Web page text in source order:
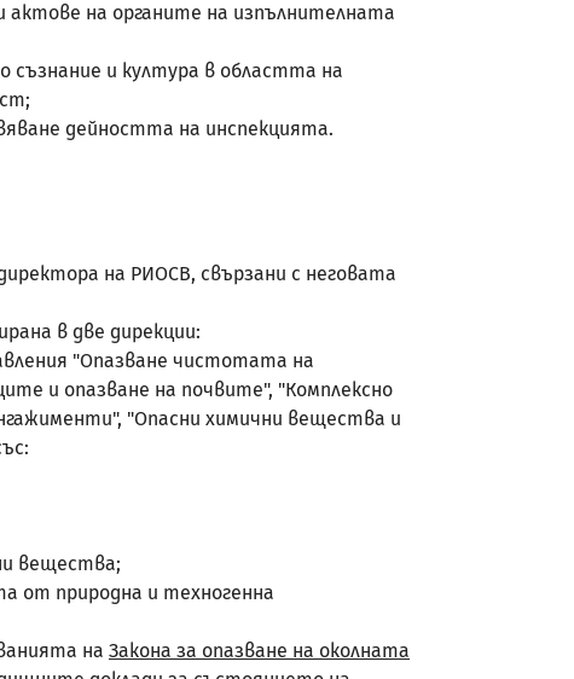
на органите на изпълнителната
и култура в областта на
дейността на инспекцията.
на РИОСВ, свързани с неговата
в две дирекции:
"Опазване чистотата на
и опазване на почвите", "Комплексно
"Опасни химични вещества и
вещества;
от природна и техногенна
на Закона за опазване на околната